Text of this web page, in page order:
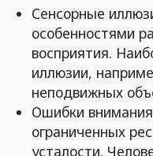
Сенсорные
особенностями
восприятия.
иллюзии,
неподвижных
Ошибки
ограниченных
усталости.